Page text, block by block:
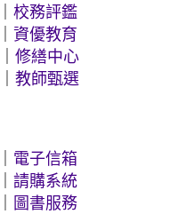
｜校務評鑑
｜資優教育
｜修繕中心
｜教師甄選
電子信箱
｜請購系統
圖書服務